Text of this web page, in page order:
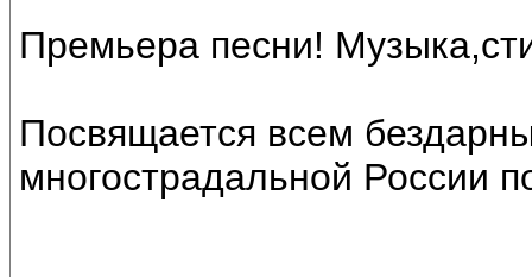
Премьера песни!
Посвящается всем
многострадальной России